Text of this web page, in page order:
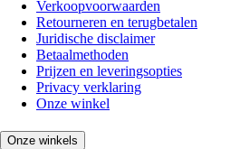
Verkoopvoorwaarden
Retourneren en terugbetalen
Juridische disclaimer
Betaalmethoden
Prijzen en leveringsopties
Privacy verklaring
Onze winkel
Onze winkels